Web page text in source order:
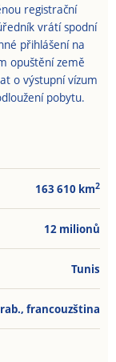
registrační
vrátí spodní
přihlášení na
opuštění země
o výstupní vízum
pobytu.
163 610 km2
12 milionů
Tunis
francouzština